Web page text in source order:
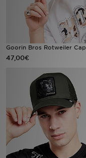
Goorin Bros Rotweiler Cap
47,00€
Bestsellers
JD Exklusives
Lade Die APP
Geschenkkarte
Filialfinder